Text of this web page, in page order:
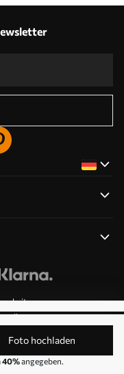
Foto hochladen
40%angegeben.
Betrieben